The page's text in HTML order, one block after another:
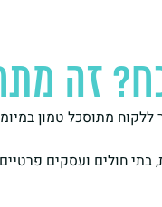
זה
מתוסכל טמון
בתי חולים ועסקים